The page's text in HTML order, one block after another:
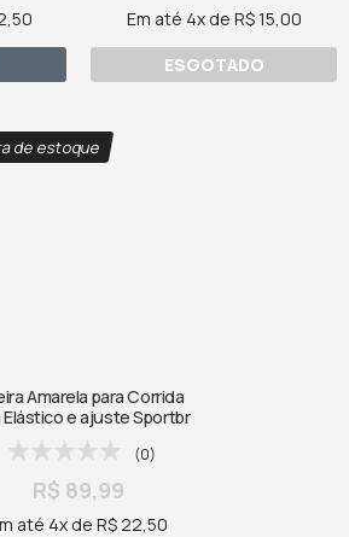
Em até 4x de R$ 15,00
ESGOTADO
de estoque
Amarela para Corrida
Elástico e ajuste Sportbr
(0)
R$ 89,99
até 4x de R$ 22,50